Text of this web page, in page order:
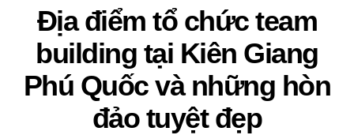
Địa điểm tổ chức team
building tại Kiên Giang
Phú Quốc và những hòn
đảo tuyệt đẹp